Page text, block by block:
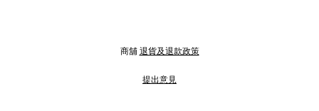
商舖 退貨及退款政策
提出意見